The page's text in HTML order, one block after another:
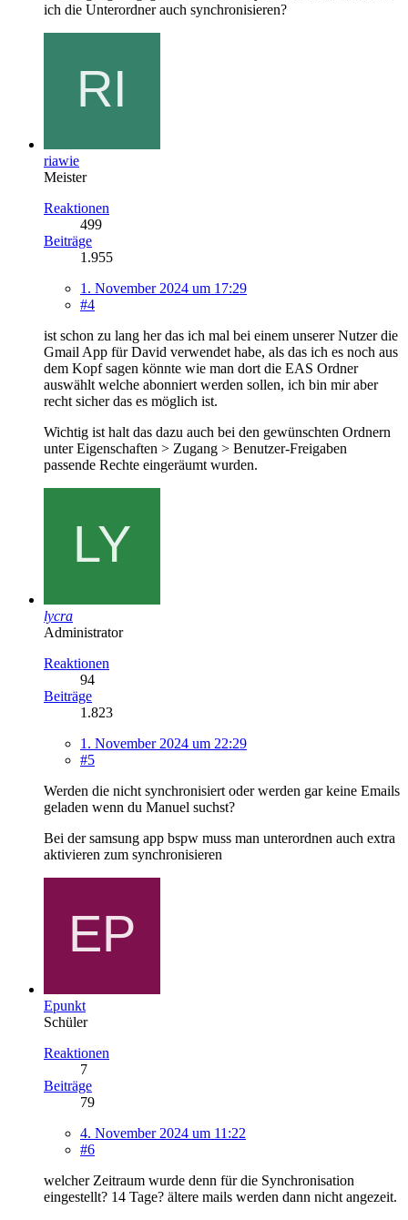
ich die Unterordner auch synchronisieren?
riawie
Meister
Reaktionen
499
Beiträge
1.955
1. November 2024 um 17:29
#4
ist schon zu lang her das ich mal bei einem unserer Nutzer die
Gmail App für David verwendet habe, als das ich es noch aus
dem Kopf sagen könnte wie man dort die EAS Ordner
auswählt welche abonniert werden sollen, ich bin mir aber
recht sicher das es möglich ist.
Wichtig ist halt das dazu auch bei den gewünschten Ordnern
unter Eigenschaften > Zugang > Benutzer-Freigaben
passende Rechte eingeräumt wurden.
lycra
Administrator
Reaktionen
94
Beiträge
1.823
1. November 2024 um 22:29
#5
Werden die nicht synchronisiert oder werden gar keine Emails
geladen wenn du Manuel suchst?
Bei der samsung app bspw muss man unterordnen auch extra
aktivieren zum synchronisieren
Epunkt
Schüler
Reaktionen
7
Beiträge
79
4. November 2024 um 11:22
#6
welcher Zeitraum wurde denn für die Synchronisation
eingestellt? 14 Tage? ältere mails werden dann nicht angezeit.